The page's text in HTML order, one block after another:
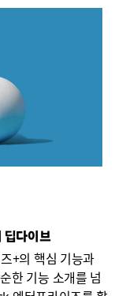
다이브
+의 핵심 기능과
한 기능 소개를 넘